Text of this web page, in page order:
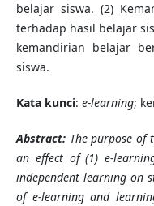
belajar siswa. (2)
terhadap hasil belajar
kemandirian belajar
siswa.
Kata kunci: e-learning;
Abstract: The purpose of
an effect of (1) e-
independent learning on
of e-learning and